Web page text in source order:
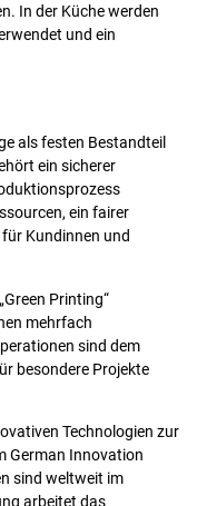
In der Küche werden
und ein
als festen Bestandteil
ein sicherer
ein fairer
Kundinnen und
Printing“
mehrfach
sind dem
besondere Projekte
Technologien zur
German Innovation
sind weltweit im
arbeitet das